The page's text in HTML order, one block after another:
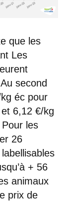
que les
Les
second
éc pour
6,12 €/kg
les
26
+ 56
animaux
prix de